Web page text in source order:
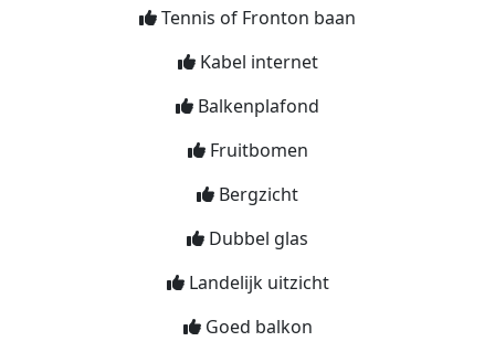
Tennis of Fronton baan
Kabel internet
Balkenplafond
Fruitbomen
Bergzicht
Dubbel glas
Landelijk uitzicht
Goed balkon